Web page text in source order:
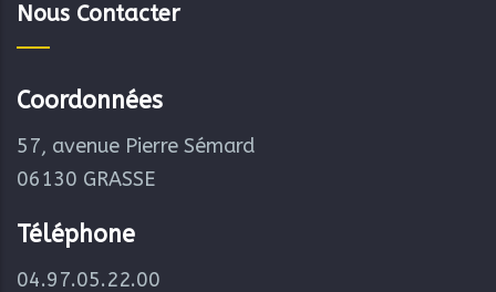
Nous Contacter
Coordonnées
57, avenue Pierre Sémard
06130 GRASSE
Téléphone
04.97.05.22.00